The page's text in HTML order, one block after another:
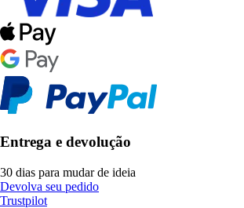
Entrega e devolução
30 dias para mudar de ideia
Devolva seu pedido
Trustpilot